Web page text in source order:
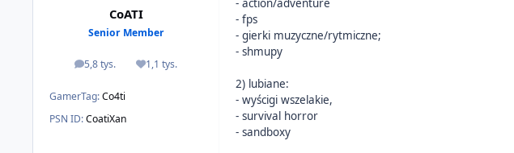
CoATI
Senior Member
5,8 tys.
odpowiedzi1,1 tys.
Reputacja
GamerTag:Co4ti
PSN ID:CoatiXan
- action/adventure
- fps
- gierki muzyczne/rytmiczne;
- shmupy
2) lubiane:
- wyścigi wszelakie,
- survival horror
- sandboxy